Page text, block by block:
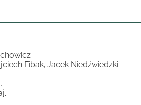
Fibak, Jacek Niedźwiedzki